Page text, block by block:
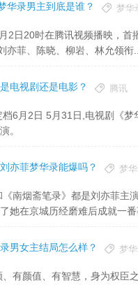
华录男主到底是谁？ 梦华
亦菲、陈晓、柳岩、林允领衔
电视剧还是电影？ 腾讯
。
亦菲梦华录能爆吗？ 梦
她在京城历经磨难后成就一
男女主结局怎么样？ 梦